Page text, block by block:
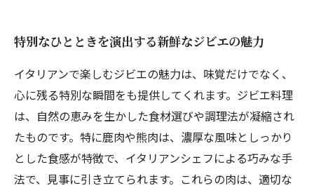
特別なひとときを演出する新鮮なジビエの魅力
イタリアンで楽しむジビエの魅力は、味覚だけでなく、
心に残る特別な瞬間をも提供してくれます。ジビエ料理
は、自然の恵みを生かした食材選びや調理法が凝縮され
たものです。特に鹿肉や熊肉は、濃厚な風味としっかり
とした食感が特徴で、イタリアンシェフによる巧みな手
法で、見事に引き立てられます。これらの肉は、適切な